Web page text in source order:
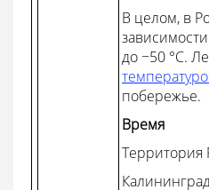
В целом, в
до −50 °C.
побережье.
Время
Территория